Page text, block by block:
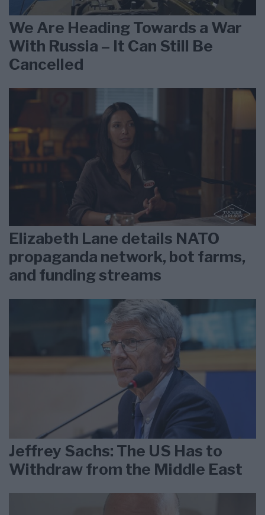
We Are Heading Towards a War
With Russia – It Can Still Be
Cancelled
Elizabeth Lane details NATO
propaganda network, bot farms,
and funding streams
Jeffrey Sachs: The US Has to
Withdraw from the Middle East